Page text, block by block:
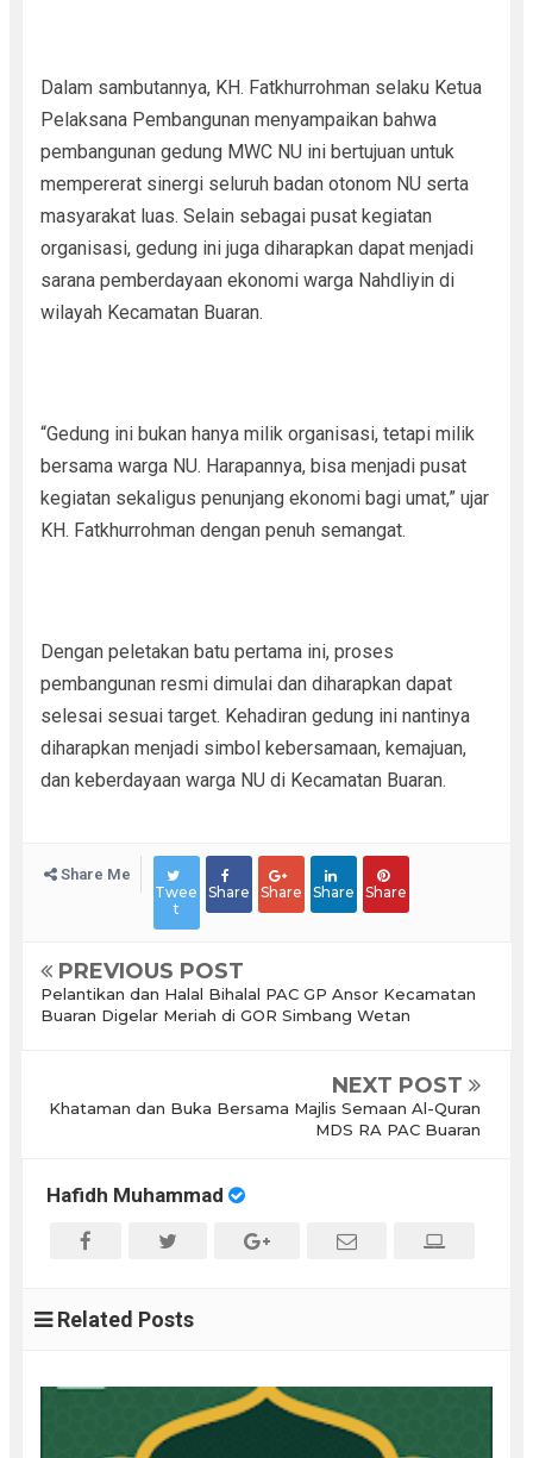
Dalam sambutannya, KH. Fatkhurrohman selaku Ketua
Pelaksana Pembangunan menyampaikan bahwa
pembangunan gedung MWC NU ini bertujuan untuk
mempererat sinergi seluruh badan otonom NU serta
masyarakat luas. Selain sebagai pusat kegiatan
organisasi, gedung ini juga diharapkan dapat menjadi
sarana pemberdayaan ekonomi warga Nahdliyin di
wilayah Kecamatan Buaran.
“Gedung ini bukan hanya milik organisasi, tetapi milik
bersama warga NU. Harapannya, bisa menjadi pusat
kegiatan sekaligus penunjang ekonomi bagi umat,” ujar
KH. Fatkhurrohman dengan penuh semangat.
Dengan peletakan batu pertama ini, proses
pembangunan resmi dimulai dan diharapkan dapat
selesai sesuai target. Kehadiran gedung ini nantinya
diharapkan menjadi simbol kebersamaan, kemajuan,
dan keberdayaan warga NU di Kecamatan Buaran.
Share Me
Twee
t
Share Share Share Share
PREVIOUS POST
Pelantikan dan Halal Bihalal PAC GP Ansor Kecamatan
Buaran Digelar Meriah di GOR Simbang Wetan
NEXT POST
Khataman dan Buka Bersama Majlis Semaan Al-Quran
MDS RA PAC Buaran
Hafidh Muhammad
Related Posts